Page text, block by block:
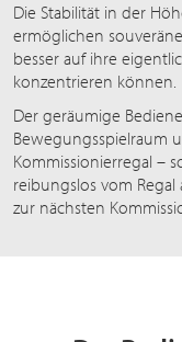
Die Stabilität in der
ermöglichen
besser auf ihre
konzentrieren können.
Der geräumige
Bewegungsspielraum
Kommissionierregal –
reibungslos vom
zur nächsten